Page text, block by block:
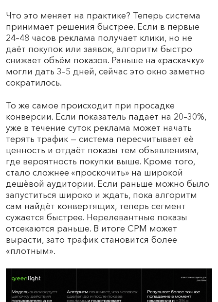
Что это меняет на практике? Теперь система
принимает решения быстрее. Если в первые
24–48 часов реклама получает клики, но не
даёт покупок или заявок, алгоритм быстро
снижает объём показов. Раньше на «раскачку»
могли дать 3–5 дней, сейчас это окно заметно
сократилось.
То же самое происходит при просадке
конверсии. Если показатель падает на 20–30%,
уже в течение суток реклама может начать
терять трафик — система пересчитывает её
ценность и отдаёт показы тем объявлениям,
где вероятность покупки выше. Кроме того,
стало сложнее «проскочить» на широкой
дешёвой аудитории. Если раньше можно было
запуститься широко и ждать, пока алгоритм
сам найдёт конвертящих, теперь сегмент
сужается быстрее. Нерелевантные показы
отсекаются раньше. В итоге CPM может
вырасти, зато трафик становится более
«плотным».